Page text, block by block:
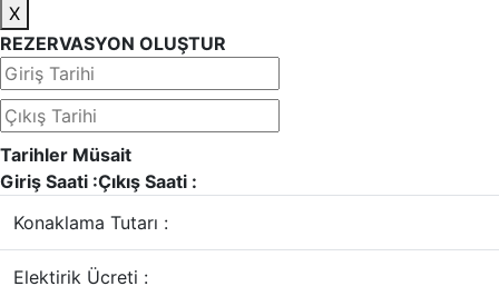
X
REZERVASYON OLUŞTUR
Tarihler Müsait
Giriş Saati :Çıkış Saati :
Konaklama Tutarı :
Elektirik Ücreti :